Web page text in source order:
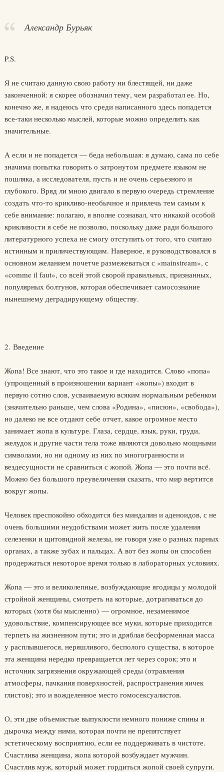
Александр Бурьяк
P.S.
Я не считаю данную свою работу ни блестящей, ни даже
законченной: я скорее обозначил тему, чем разработал ее. Но,
конечно же, я надеюсь что среди написанного здесь попадется
все-таки несколько мыслей, которые можно определить как
значительные.
А если и не попадется — беда небольшая: я думаю, сама по себе
значима попытка говорить о затронутом предмете языком не
пошляка, а исследователя, пусть и не очень серьезного и
глубокого. Вряд ли мною двигало в первую очередь стремление
создать что-то крикливо-необычное и привлечь тем самым к
себе внимание: полагаю, я вполне сознавал, что никакой особой
крикливости я себе не позволю, поскольку даже ради большого
литературного успеха не смогу отступить от того, что считаю
истинным и приличествующим. Наверное, я руководствовался в
основном желанием почетче размежеваться с «mainstream», с
«comme il faut», со всей этой сворой правильных, признанных,
популярных болтунов, которая обеспечивает самосознание
нынешнему деградирующему обществу.
2. Введение
Жопа! Все знают, что это такое и где находится. Слово «попа»
(упрощенный в произношении вариант «жопы») входит в
первую сотню слов, усваиваемую всяким нормальным ребенком
(значительно раньше, чем слова «Родина», «писюн», «свобода»),
но далеко не все отдают себе отчет, какое огромное место
занимает жопа в культуре. Глаза, сердце, язык, руки, груди,
желудок и другие части тела тоже являются довольно мощными
символами, но ни одному из них по многогранности и
вездесущности не сравниться с жопой. Жопа — это почти всё.
Можно без большого преувеличения сказать, что мир вертится
вокруг жопы.
Человек преспокойно обходится без миндалин и аденоидов, с не
очень большими неудобствами может жить после удаления
селезенки и щитовидной железы, не говоря уже о разных парных
органах, а также зубах и пальцах. А вот без жопы он способен
продержаться некоторое время только в лабораторных условиях.
Жопа — это и великолепные, возбуждающие ягодицы у молодой
стройной женщины, смотреть на которые, дотрагиваться до
которых (хотя бы мысленно) — огромное, незаменимое
удовольствие, компенсирующее все муки, которые приходится
терпеть на жизненном пути; это и дряблая бесформенная масса
у расплывшегося, неряшливого, бесполого существа, в которое
эта женщина нередко превращается лет через сорок; это и
источник загрязнения окружающей среды (отравления
атмосферы, пачкания поверхностей, распространения яичек
глистов); это и вожделенное место гомосексуалистов.
О, эти две объемистые выпуклости немного пониже спины и
дырочка между ними, которая почти не препятствует
эстетическому восприятию, если ее поддерживать в чистоте.
Счастлива женщина, жопа которой возбуждает мужчин.
Счастлив муж, который может гордиться жопой своей супруги.